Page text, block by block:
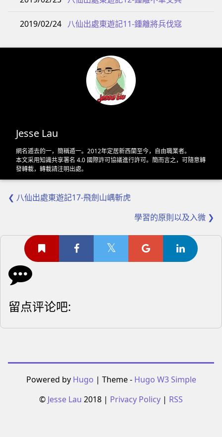
2019/02/24 八仙出處東遊記11-鍾離將兵伐寇
Jesse Lau
網名遁去的一，簡稱遁一。2012年定居新西蘭至今，自由職業者。
本文采用知識共享署名 4.0 國際許可協議進行許可。簡而言之，可隨意轉
發轉載，轉載請注明出處。
❮ 八仙出處東遊記17-飛劍山嵎斬虎
學習的原則以及入微 ❯
留点评论吧:
Powered by Hugo | Theme - Hugo W3 Simple
© Jesse Lau 2018 | Privacy Policy | RSS